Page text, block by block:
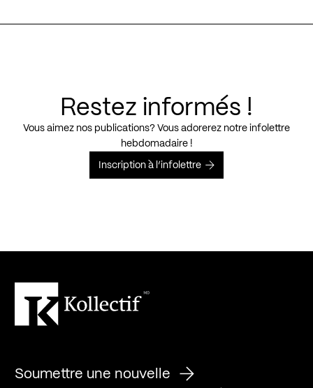
Restez informés !
Vous aimez nos publications? Vous adorerez notre infolettre
hebdomadaire !
Inscription à l’infolettre
Soumettre une nouvelle